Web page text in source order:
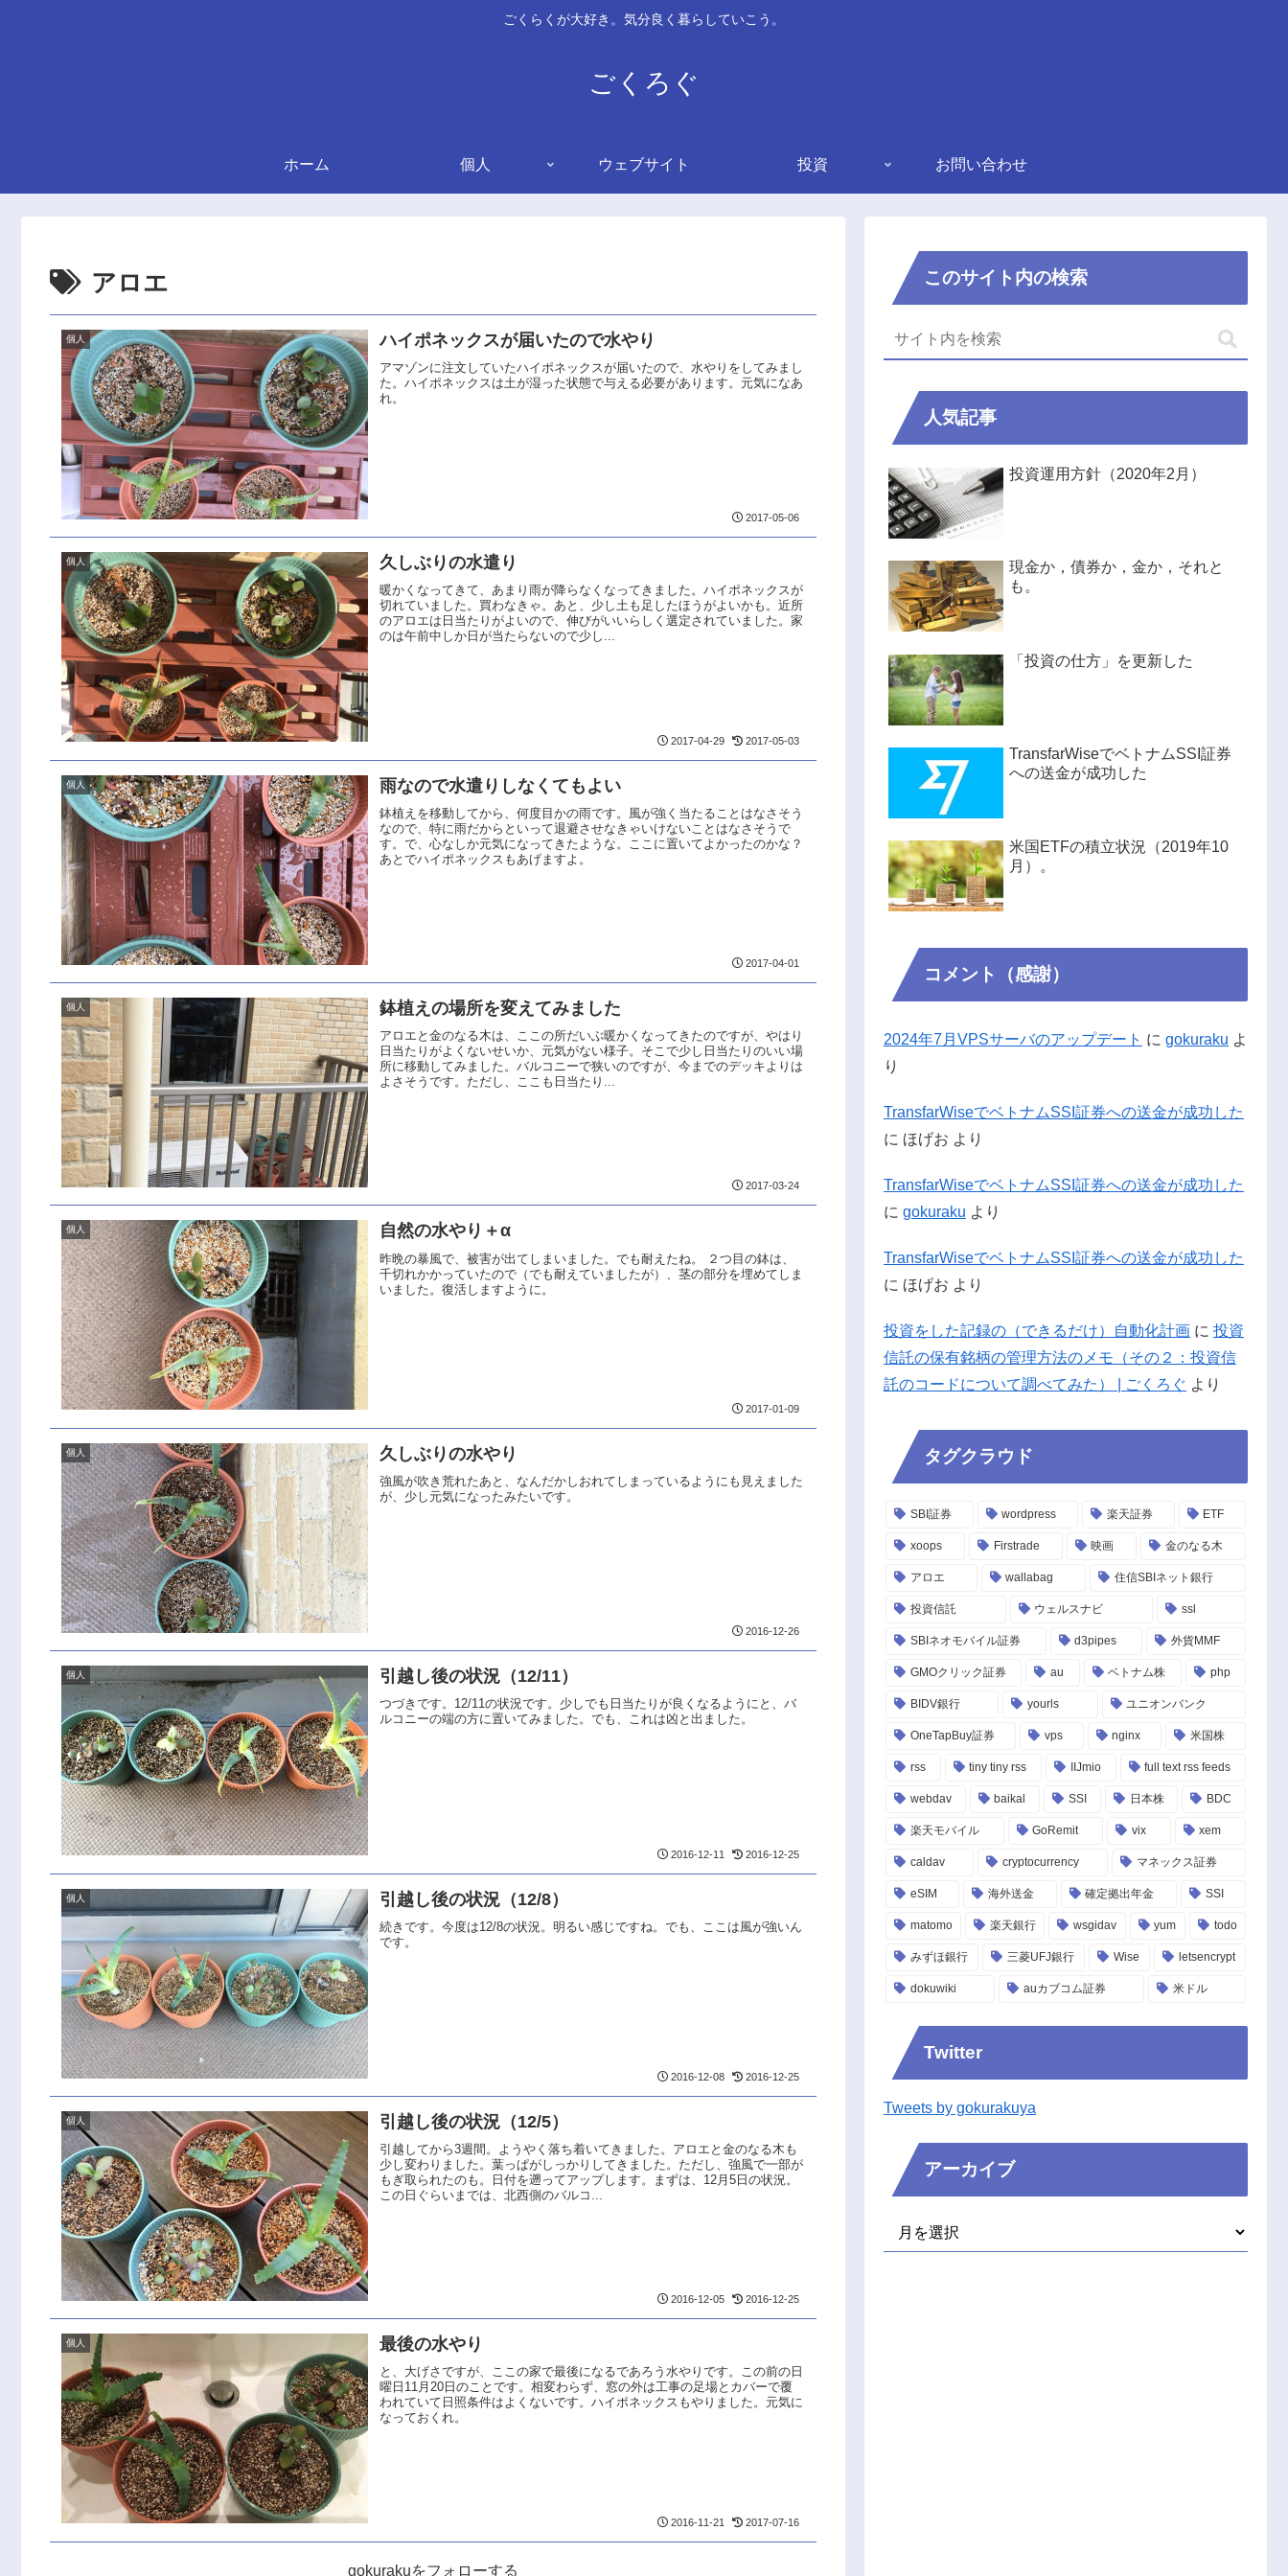
ごくらくが大好き。気分良く暮らしていこう。
ごくろぐ
ホーム 個人 ウェブサイト 投資 お問い合わせ
アロエ
個人 ハイポネックスが届いたので水やり
アマゾンに注文していたハイポネックスが届いたので、水やりをしてみまし
た。ハイポネックスは土が湿った状態で与える必要があります。元気になあ
れ。
2017-05-06
個人 久しぶりの水遣り
暖かくなってきて、あまり雨が降らなくなってきました。ハイポネックスが
切れていました。買わなきゃ。あと、少し土も足したほうがよいかも。近所
のアロエは日当たりがよいので、伸びがいいらしく選定されていました。家
のは午前中しか日が当たらないので少し...
2017-04-29 2017-05-03
個人 雨なので水遣りしなくてもよい
鉢植えを移動してから、何度目かの雨です。風が強く当たることはなさそう
なので、特に雨だからといって退避させなきゃいけないことはなさそうで
す。で、心なしか元気になってきたような。ここに置いてよかったのかな？
あとでハイポネックスもあげますよ。
2017-04-01
個人 鉢植えの場所を変えてみました
アロエと金のなる木は、ここの所だいぶ暖かくなってきたのですが、やはり
日当たりがよくないせいか、元気がない様子。そこで少し日当たりのいい場
所に移動してみました。バルコニーで狭いのですが、今までのデッキよりは
よさそうです。ただし、ここも日当たり...
2017-03-24
個人 自然の水やり＋α
昨晩の暴風で、被害が出てしまいました。でも耐えたね。 ２つ目の鉢は、
千切れかかっていたので（でも耐えていましたが）、茎の部分を埋めてしま
いました。復活しますように。
2017-01-09
個人 久しぶりの水やり
強風が吹き荒れたあと、なんだかしおれてしまっているようにも見えました
が、少し元気になったみたいです。
2016-12-26
個人 引越し後の状況（12/11）
つづきです。12/11の状況です。少しでも日当たりが良くなるようにと、バ
ルコニーの端の方に置いてみました。でも、これは凶と出ました。
2016-12-11 2016-12-25
個人 引越し後の状況（12/8）
続きです。今度は12/8の状況。明るい感じですね。でも、ここは風が強いん
です。
2016-12-08 2016-12-25
個人 引越し後の状況（12/5）
引越してから3週間。ようやく落ち着いてきました。アロエと金のなる木も
少し変わりました。葉っぱがしっかりしてきました。ただし、強風で一部が
もぎ取られたのも。日付を遡ってアップします。まずは、12月5日の状況。
この日ぐらいまでは、北西側のバルコ...
2016-12-05 2016-12-25
個人 最後の水やり
と、大げさですが、ここの家で最後になるであろう水やりです。この前の日
曜日11月20日のことです。相変わらず、窓の外は工事の足場とカバーで覆
われていて日照条件はよくないです。ハイポネックスもやりました。元気に
なっておくれ。
2016-11-21 2017-07-16
gokurakuをフォローする
このサイト内の検索
人気記事
投資運用方針（2020年2月）
現金か，債券か，金か，それと
も。
「投資の仕方」を更新した
TransfarWiseでベトナムSSI証券
への送金が成功した
米国ETFの積立状況（2019年10
月）。
コメント（感謝）
2024年7月VPSサーバのアップデート に gokuraku よ
り
TransfarWiseでベトナムSSI証券への送金が成功した
に ほげお より
TransfarWiseでベトナムSSI証券への送金が成功した
に gokuraku より
TransfarWiseでベトナムSSI証券への送金が成功した
に ほげお より
投資をした記録の（できるだけ）自動化計画 に 投資
信託の保有銘柄の管理方法のメモ（その２：投資信
託のコードについて調べてみた） | ごくろぐ より
タグクラウド
SBI証券 wordpress 楽天証券 ETF
xoops Firstrade 映画 金のなる木
アロエ wallabag 住信SBIネット銀行
投資信託 ウェルスナビ ssl
SBIネオモバイル証券 d3pipes 外貨MMF
GMOクリック証券 au ベトナム株 php
BIDV銀行 yourls ユニオンバンク
OneTapBuy証券 vps nginx 米国株
rss tiny tiny rss IIJmio full text rss feeds
webdav baikal SSI 日本株 BDC
楽天モバイル GoRemit vix xem
caldav cryptocurrency マネックス証券
eSIM 海外送金 確定拠出年金 SSI
matomo 楽天銀行 wsgidav yum todo
みずほ銀行 三菱UFJ銀行 Wise letsencrypt
dokuwiki auカブコム証券 米ドル
Twitter
Tweets by gokurakuya
アーカイブ